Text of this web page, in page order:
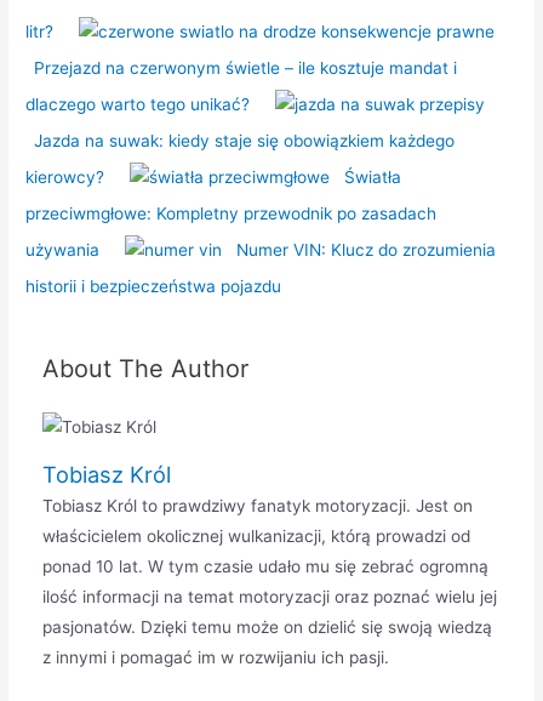
litr?
Przejazd na czerwonym świetle – ile kosztuje mandat i
dlaczego warto tego unikać?
Jazda na suwak: kiedy staje się obowiązkiem każdego
kierowcy?
Światła
przeciwmgłowe: Kompletny przewodnik po zasadach
używania
Numer VIN: Klucz do zrozumienia
historii i bezpieczeństwa pojazdu
About The Author
Tobiasz Król
Tobiasz Król to prawdziwy fanatyk motoryzacji. Jest on
właścicielem okolicznej wulkanizacji, którą prowadzi od
ponad 10 lat. W tym czasie udało mu się zebrać ogromną
ilość informacji na temat motoryzacji oraz poznać wielu jej
pasjonatów. Dzięki temu może on dzielić się swoją wiedzą
z innymi i pomagać im w rozwijaniu ich pasji.